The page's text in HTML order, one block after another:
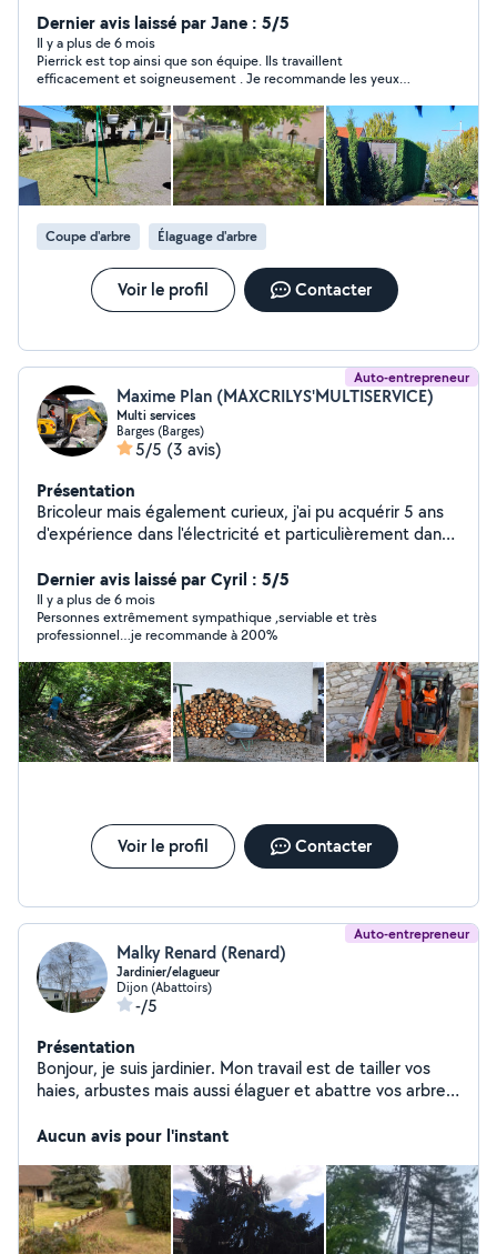
déductible des impôts a hauteur de 50%
Dernier avis laissé par Jane : 5/5
Il y a plus de 6 mois
Pierrick est top ainsi que son équipe. Ils travaillent
efficacement et soigneusement . Je recommande les yeux
Coupe d'arbre Élaguage d'arbre
Voir le profil Contacter
Auto-entrepreneur
Maxime Plan (MAXCRILYS'MULTISERVICE)
Multi services
Barges (Barges)
5/5 (3 avis)
Présentation
Bricoleur mais également curieux, j'ai pu acquérir 5 ans
d'expérience dans l'électricité et particulièrement dans
acquérir beaucoup d'expérience dans divers et variés
domaines
Dernier avis laissé par Cyril : 5/5
Il y a plus de 6 mois
Personnes extrêmement sympathique ,serviable et très
professionnel…je recommande à 200%
Voir le profil Contacter
Auto-entrepreneur
Malky Renard (Renard)
Jardinier/elagueur
Dijon (Abattoirs)
-/5
Présentation
Bonjour, je suis jardinier. Mon travail est de tailler vos
haies, arbustes mais aussi élaguer et abattre vos arbres
et débroussaillement et également vous crée une
alors n'hésitez pas a me demander une prestation j'y
répondrais au plus vite. Mr renard est a votre écoute.
Merci
Aucun avis pour l'instant